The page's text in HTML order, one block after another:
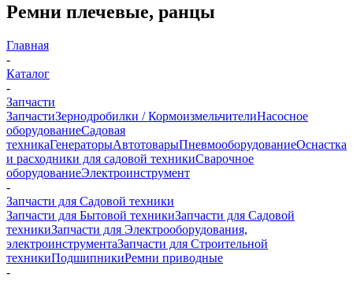
Ремни плечевые, ранцы
Главная
-
Каталог
-
Запчасти
ЗапчастиЗернодробилки / КормоизмельчителиНасосное
оборудованиеСадовая
техникаГенераторыАвтотоварыПневмооборудованиеОснастка
и расходники для садовой техникиСварочное
оборудованиеЭлектроинструмент
-
Запчасти для Садовой техники
Запчасти для Бытовой техникиЗапчасти для Садовой
техникиЗапчасти для Электрооборудования,
электроинструментаЗапчасти для Строительной
техникиПодшипникиРемни приводные
-